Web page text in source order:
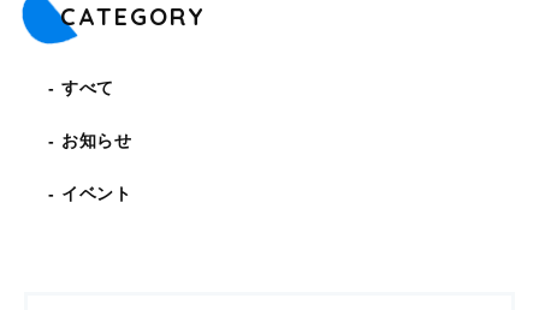
CATEGORY
すべて
お知らせ
イベント